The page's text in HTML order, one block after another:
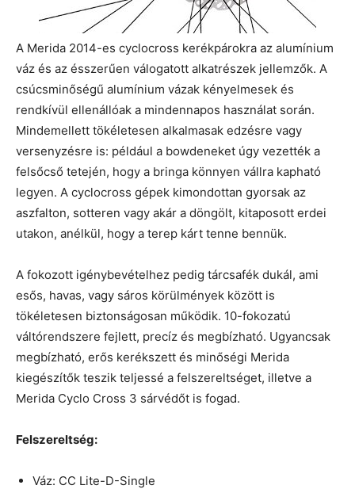
A Merida 2014-es cyclocross kerékpárokra az alumínium
váz és az ésszerűen válogatott alkatrészek jellemzők. A
csúcsminőségű alumínium vázak kényelmesek és
rendkívül ellenállóak a mindennapos használat során.
Mindemellett tökéletesen alkalmasak edzésre vagy
versenyzésre is: például a bowdeneket úgy vezették a
felsőcső tetején, hogy a bringa könnyen vállra kapható
legyen. A cyclocross gépek kimondottan gyorsak az
aszfalton, sotteren vagy akár a döngölt, kitaposott erdei
utakon, anélkül, hogy a terep kárt tenne bennük.
A fokozott igénybevételhez pedig tárcsafék dukál, ami
esős, havas, vagy sáros körülmények között is
tökéletesen biztonságosan működik. 10-fokozatú
váltórendszere fejlett, precíz és megbízható. Ugyancsak
megbízható, erős kerékszett és minőségi Merida
kiegészítők teszik teljessé a felszereltséget, illetve a
Merida Cyclo Cross 3 sárvédőt is fogad.
Felszereltség:
Váz: CC Lite-D-Single